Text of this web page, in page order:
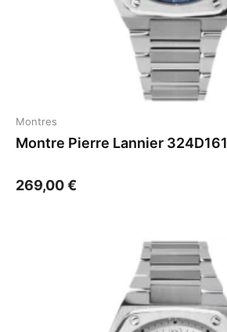
Montres
Montre Pierre Lannier 324D161
269,00€